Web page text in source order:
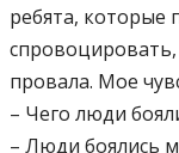
ребята, которые
спровоцировать,
провала. Мое
– Чего люди
– Люди боялись